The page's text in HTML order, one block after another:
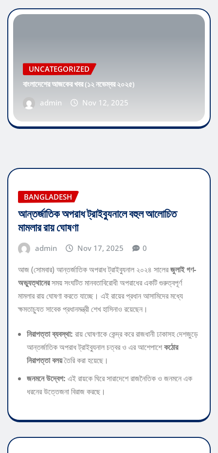
UNCATEGORIZED
বাংলাদেশের আজকের খবর (১২ নভেম্বর ২০২৫)
admin Nov 12, 2025
BANGLADESH
আন্তর্জাতিক অপরাধ ট্রাইব্যুনালে বহুল আলোচিত
মামলার রায় ঘোষণা
admin Nov 17, 2025 0
আজ (সোমবার) আন্তর্জাতিক অপরাধ ট্রাইব্যুনাল ২০২৪ সালেরজুলাই গণ-
অভ্যুত্থানেরসময় সংঘটিত মানবতাবিরোধী অপরাধের একটি গুরুত্বপূর্ণ
মামলার রায় ঘোষণা করতে যাচ্ছে। এই রায়ের প্রধান আসামিদের মধ্যে
ক্ষমতাচ্যুত সাবেক প্রধানমন্ত্রী শেখ হাসিনাও রয়েছেন।
নিরাপত্তা ব্যবস্থা: রায় ঘোষণাকে কেন্দ্র করে রাজধানী ঢাকাসহ দেশজুড়ে
আন্তর্জাতিক অপরাধ ট্রাইব্যুনাল চত্বর ও এর আশেপাশেকঠোর
নিরাপত্তা বলয়তৈরি করা হয়েছে।
জনমনে উদ্বেগ: এই রায়কে ঘিরে সারাদেশে রাজনৈতিক ও জনমনে এক
ধরনের উত্তেজনা বিরাজ করছে।